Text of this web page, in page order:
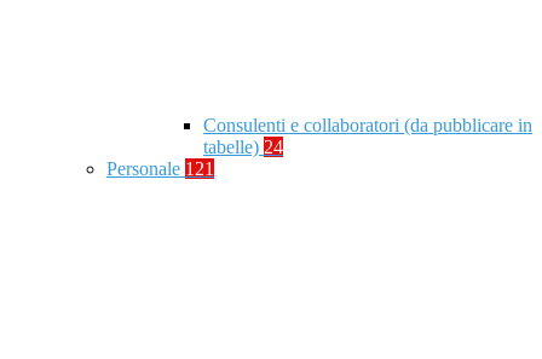
Consulenti e collaboratori (da pubblicare in
tabelle) 24
Personale 121